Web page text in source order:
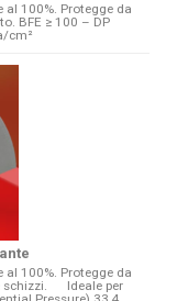
100%. Protegge da
BFE ≥ 100 – DP
cm²
100%. Protegge da
schizzi. Ideale per